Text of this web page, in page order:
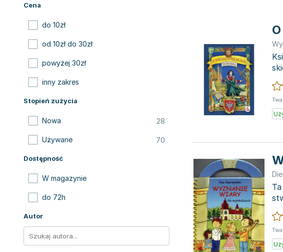
Cena
do 10zł
od 10zł do 30zł
powyżej 30zł
inny zakres
Stopień zużycia
Nowa 28
Używane 70
Dostępność
W magazynie
do 72h
Autor